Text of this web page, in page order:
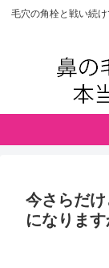
毛穴の角栓と戦い続
今さらだ
になりま